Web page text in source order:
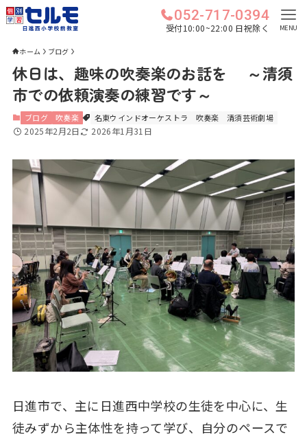
052-717-0394
受付10:00~22:00 日祝除く MENU
ホーム ブログ
休日は、趣味の吹奏楽のお話を ～清須
市での依頼演奏の練習です～
ブログ 吹奏楽 名東ウインドオーケストラ 吹奏楽 清須芸術劇場
2025年2月2日 2026年1月31日
日進市で、主に日進西中学校の生徒を中心に、生
徒みずから主体性を持って学び、自分のペースで